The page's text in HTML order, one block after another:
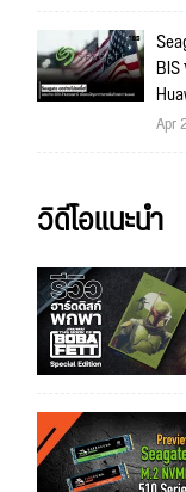
Apr
วิดีโอแนะนำ